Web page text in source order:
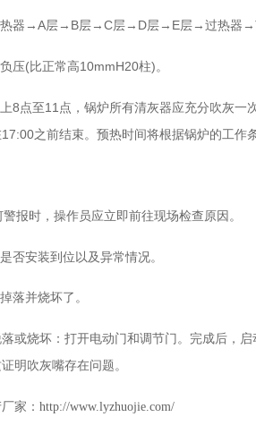
器→A层→B层→C层→D层→E层→过热器→
(比正常高10mmH20柱)。
至11点，锅炉所有清灰器应充分吹灰一
之前结束。预热时间将根据锅炉的工作
时，操作员应立即前往现场检查原因。
安装到位以及异常情况。
并烧坏了。
烧坏：打开电动门和调节门。完成后，启
明吹灰嘴存在问题。
家： http://www.lyzhuojie.com/